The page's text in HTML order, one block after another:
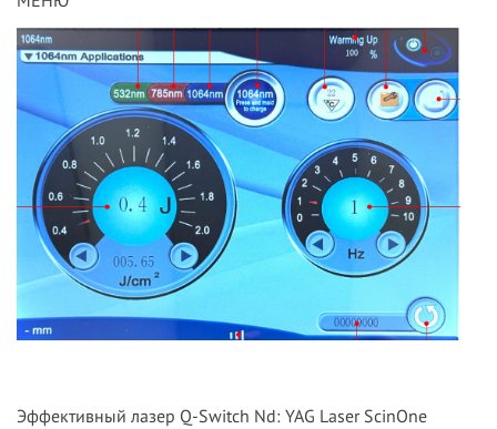
Эффективный лазер Q-Switch Nd: YAG Laser ScinOne